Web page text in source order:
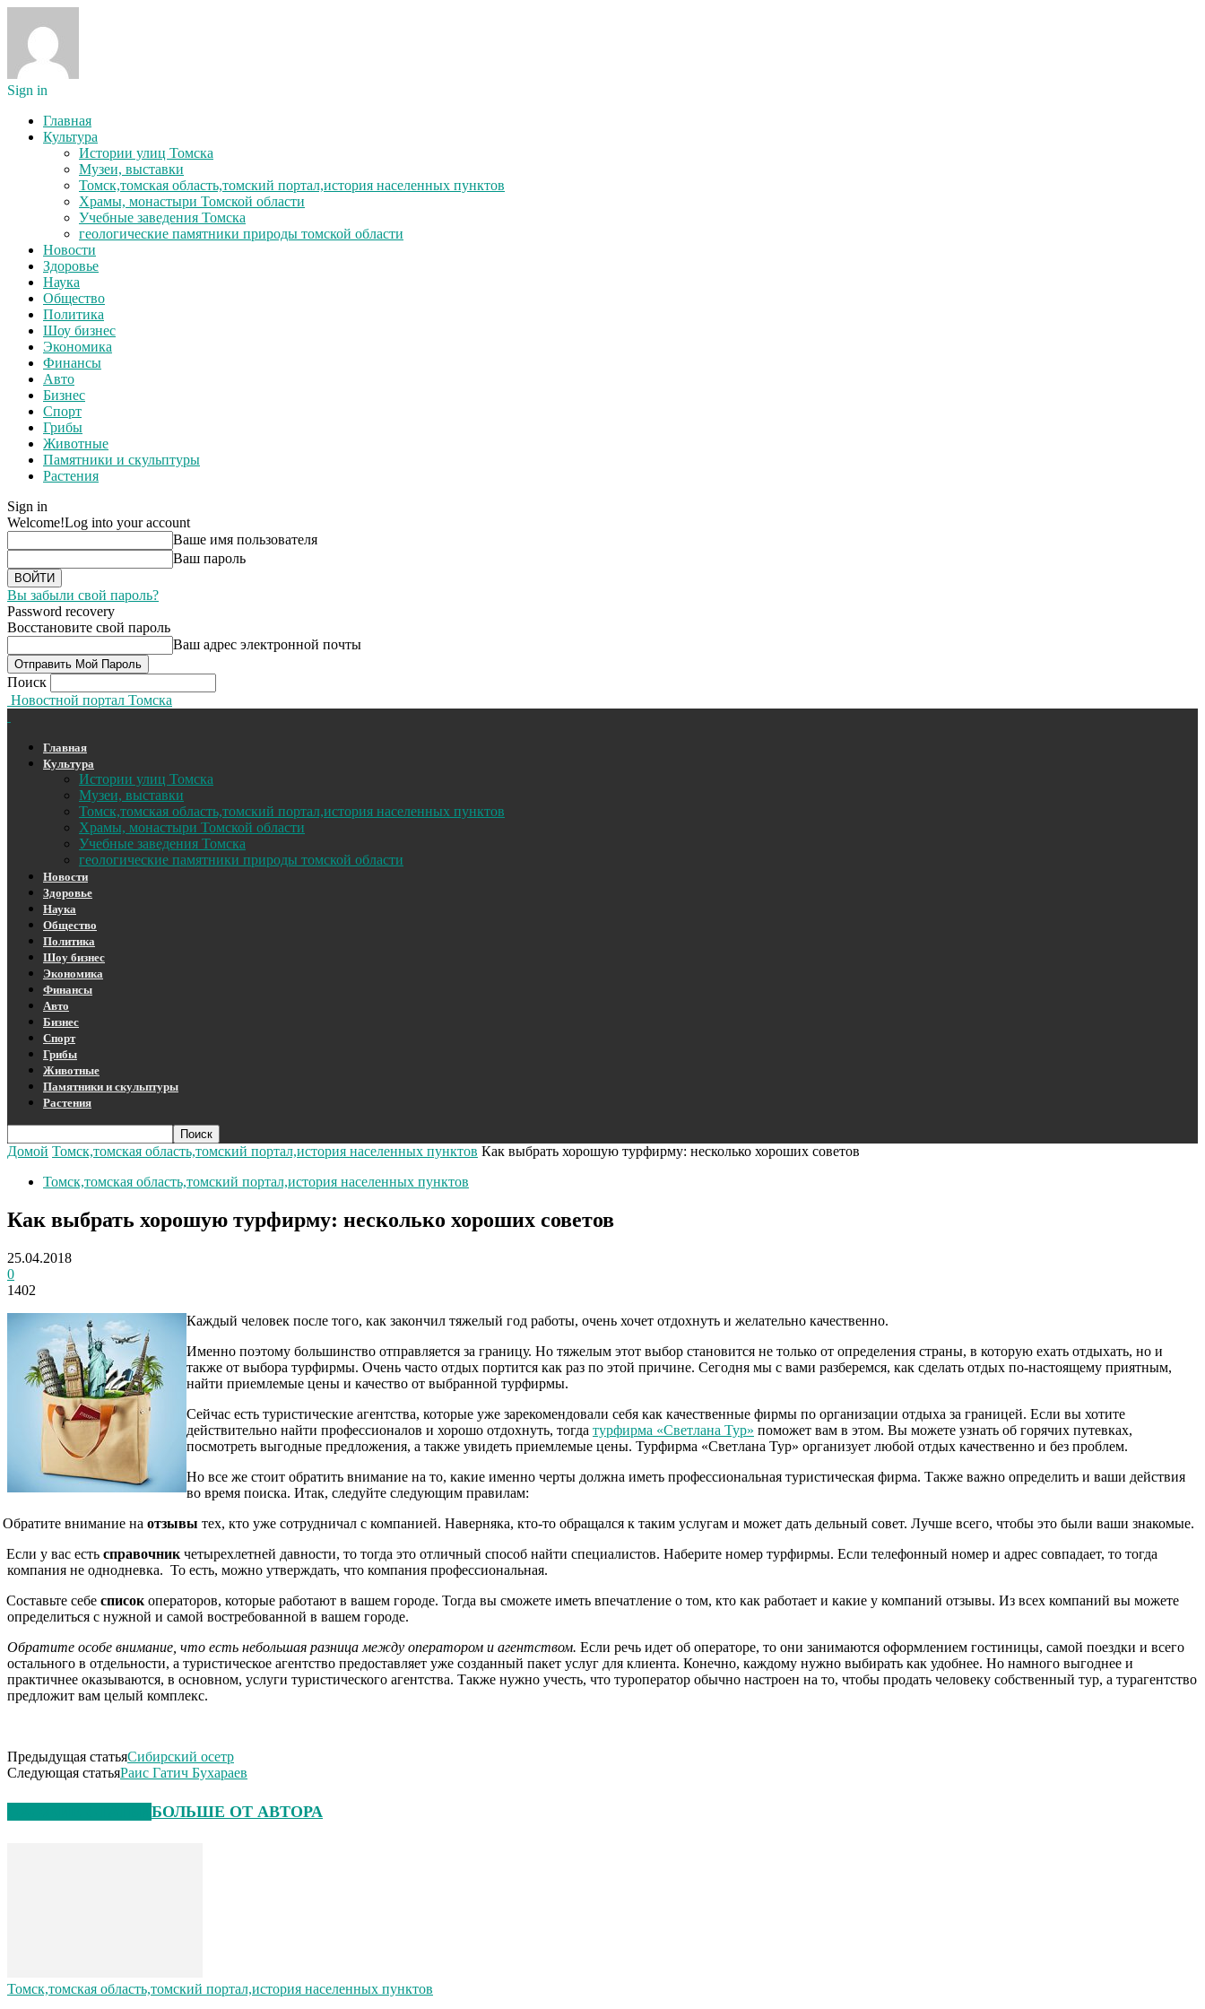
Sign in
Главная
Культура
Истории улиц Томска
Музеи, выставки
Томск,томская область,томский портал,история населенных пунктов
Храмы, монастыри Томской области
Учебные заведения Томска
геологические памятники природы томской области
Новости
Здоровье
Наука
Общество
Политика
Шоу бизнес
Экономика
Финансы
Авто
Бизнес
Спорт
Грибы
Животные
Памятники и скульптуры
Растения
Sign in
Welcome!Log into your account
Ваше имя пользователя
Ваш пароль
Вы забыли свой пароль?
Password recovery
Восстановите свой пароль
Ваш адрес электронной почты
Поиск
Новостной портал Томска
Главная
Культура
Истории улиц Томска
Музеи, выставки
Томск,томская область,томский портал,история населенных пунктов
Храмы, монастыри Томской области
Учебные заведения Томска
геологические памятники природы томской области
Новости
Здоровье
Наука
Общество
Политика
Шоу бизнес
Экономика
Финансы
Авто
Бизнес
Спорт
Грибы
Животные
Памятники и скульптуры
Растения
Домой Томск,томская область,томский портал,история населенных пунктов Как выбрать хорошую турфирму: несколько хороших советов
Томск,томская область,томский портал,история населенных пунктов
Как выбрать хорошую турфирму: несколько хороших советов
25.04.2018
0
1402
Каждый человек после того, как закончил тяжелый год работы, очень хочет отдохнуть и желательно качественно.
Именно поэтому большинство отправляется за границу. Но тяжелым этот выбор становится не только от определения страны, в которую ехать отдыхать, но и
также от выбора турфирмы. Очень часто отдых портится как раз по этой причине. Сегодня мы с вами разберемся, как сделать отдых по-настоящему приятным,
найти приемлемые цены и качество от выбранной турфирмы.
Сейчас есть туристические агентства, которые уже зарекомендовали себя как качественные фирмы по организации отдыха за границей. Если вы хотите
действительно найти профессионалов и хорошо отдохнуть, тогда турфирма «Светлана Тур» поможет вам в этом. Вы можете узнать об горячих путевках,
посмотреть выгодные предложения, а также увидеть приемлемые цены. Турфирма «Светлана Тур» организует любой отдых качественно и без проблем.
Но все же стоит обратить внимание на то, какие именно черты должна иметь профессиональная туристическая фирма. Также важно определить и ваши действия
во время поиска. Итак, следуйте следующим правилам:
Обратите внимание на отзывы тех, кто уже сотрудничал с компанией. Наверняка, кто-то обращался к таким услугам и может дать дельный совет. Лучше всего, чтобы это были ваши знакомые.
Если у вас есть справочник четырехлетней давности, то тогда это отличный способ найти специалистов. Наберите номер турфирмы. Если телефонный номер и адрес совпадает, то тогда
компания не однодневка. То есть, можно утверждать, что компания профессиональная.
Составьте себе список операторов, которые работают в вашем городе. Тогда вы сможете иметь впечатление о том, кто как работает и какие у компаний отзывы. Из всех компаний вы можете
определиться с нужной и самой востребованной в вашем городе.
Обратите особе внимание, что есть небольшая разница между оператором и агентством. Если речь идет об операторе, то они занимаются оформлением гостиницы, самой поездки и всего
остального в отдельности, а туристическое агентство предоставляет уже созданный пакет услуг для клиента. Конечно, каждому нужно выбирать как удобнее. Но намного выгоднее и
практичнее оказываются, в основном, услуги туристического агентства. Также нужно учесть, что туроператор обычно настроен на то, чтобы продать человеку собственный тур, а турагентство
предложит вам целый комплекс.
Предыдущая статьяСибирский осетр
Следующая статьяРаис Гатич Бухараев
БОЛЬШЕ ОТ АВТОРА
Томск,томская область,томский портал,история населенных пунктов